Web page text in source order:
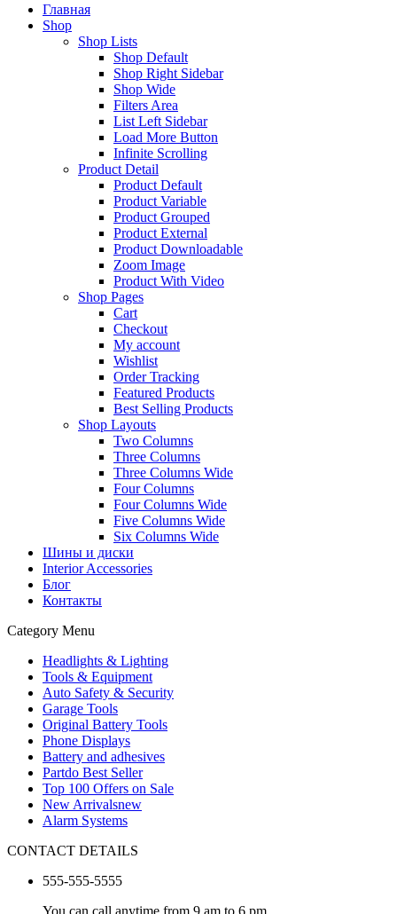
Главная
Shop
Shop Lists
Shop Default
Shop Right Sidebar
Shop Wide
Filters Area
List Left Sidebar
Load More Button
Infinite Scrolling
Product Detail
Product Default
Product Variable
Product Grouped
Product External
Product Downloadable
Zoom Image
Product With Video
Shop Pages
Cart
Checkout
My account
Wishlist
Order Tracking
Featured Products
Best Selling Products
Shop Layouts
Two Columns
Three Columns
Three Columns Wide
Four Columns
Four Columns Wide
Five Columns Wide
Six Columns Wide
Шины и диски
Interior Accessories
Блог
Контакты
Category Menu
Headlights & Lighting
Tools & Equipment
Auto Safety & Security
Garage Tools
Original Battery Tools
Phone Displays
Battery and adhesives
Partdo Best Seller
Top 100 Offers on Sale
New Arrivalsnew
Alarm Systems
CONTACT DETAILS
555-555-5555
You can call anytime from 9 am to 6 pm.